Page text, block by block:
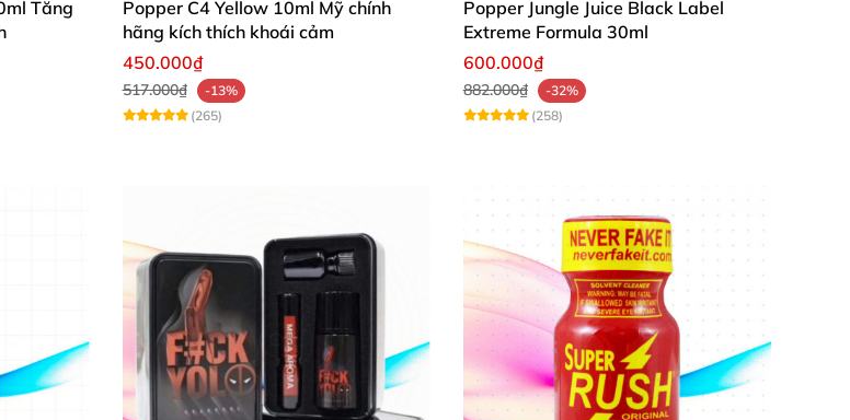
Tăng
Popper C4 Yellow 10ml Mỹ chính
hãng kích thích khoái cảm
450.000₫
517.000₫
-13%
(265)
Popper Jungle Juice Black Label
Extreme Formula 30ml
600.000₫
882.000₫
-32%
(258)